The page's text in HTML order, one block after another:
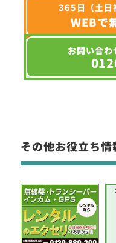
365日（土日
WEBで
お問い合わ
その他お役立ち情